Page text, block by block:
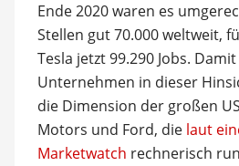
Ende 2020 waren es
Stellen gut 70.000 weltweit,
Tesla jetzt 99.290 Jobs.
Unternehmen in dieser
die Dimension der großen
Motors und Ford, die laut
Marketwatch rechnerisch